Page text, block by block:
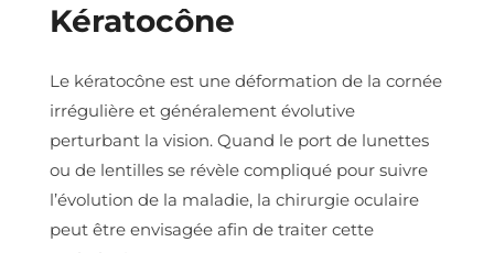
Kératocône
Le kératocône est une déformation de la cornée
irrégulière et généralement évolutive
perturbant la vision. Quand le port de lunettes
ou de lentilles se révèle compliqué pour suivre
l’évolution de la maladie, la chirurgie oculaire
peut être envisagée afin de traiter cette